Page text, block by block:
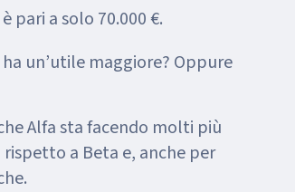
pari a solo 70.000 €.
un’utile maggiore? Oppure
Alfa sta facendo molti più
a Beta e, anche per